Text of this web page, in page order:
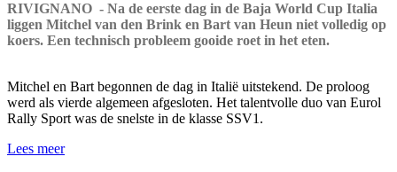
RIVIGNANO - Na de eerste dag in de Baja World Cup Italia
liggen Mitchel van den Brink en Bart van Heun niet volledig op
koers. Een technisch probleem gooide roet in het eten.
Mitchel en Bart begonnen de dag in Italië uitstekend. De proloog
werd als vierde algemeen afgesloten. Het talentvolle duo van Eurol
Rally Sport was de snelste in de klasse SSV1.
Lees meer